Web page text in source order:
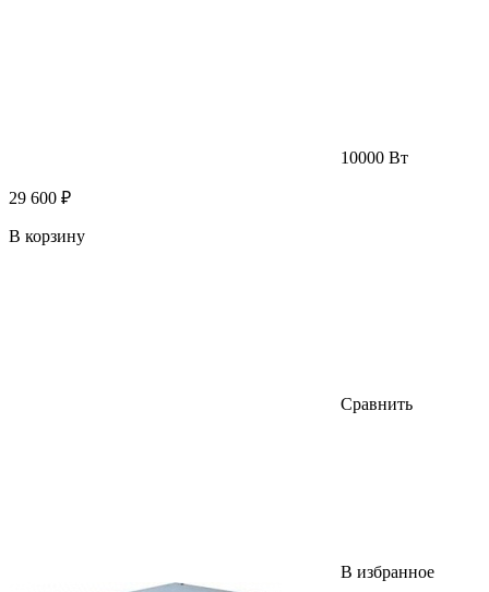
10000 Вт
29 600 ₽
В корзину
Сравнить
В избранное